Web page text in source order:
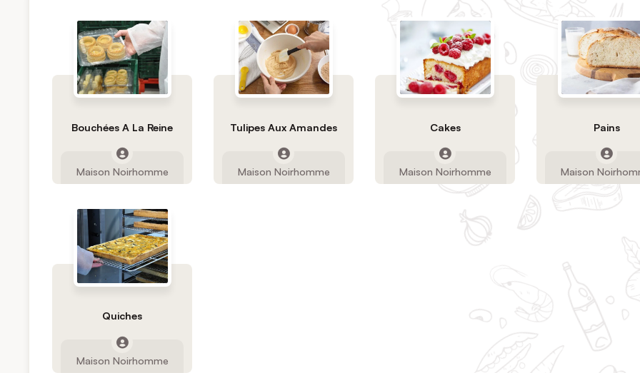
Bouchées A La Reine
Maison Noirhomme
Tulipes Aux Amandes
Maison Noirhomme
Cakes
Maison Noirhomme
Pains
Maison
Quiches
Maison Noirhomme